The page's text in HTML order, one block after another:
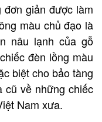
giản được làm
màu chủ đạo là
nâu lạnh của gỗ
đèn lồng màu
biệt cho bảo tàng
cũ về những chiếc
Nam xưa.